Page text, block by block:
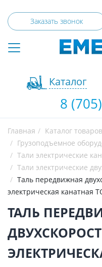
Заказать звонок
Каталог
8
Главная
Каталог товаров
Грузоподъемное
Тали электрические
Тали электрические
Таль передвижная
электрическая канатная
ТАЛЬ
ДВУХСКОРОСТНАЯ 5,0Т